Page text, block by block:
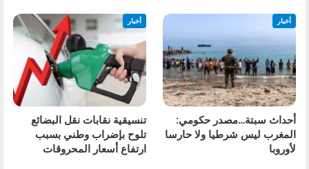
أخبار
أحداث سبتة…مصدر حكومي:
المغرب ليس شرطيا ولا حارسا
لأوروبا
أخبار
تنسيقية نقابات نقل البضائع
تلوح بإضراب وطني بسبب
ارتفاع أسعار المحروقات